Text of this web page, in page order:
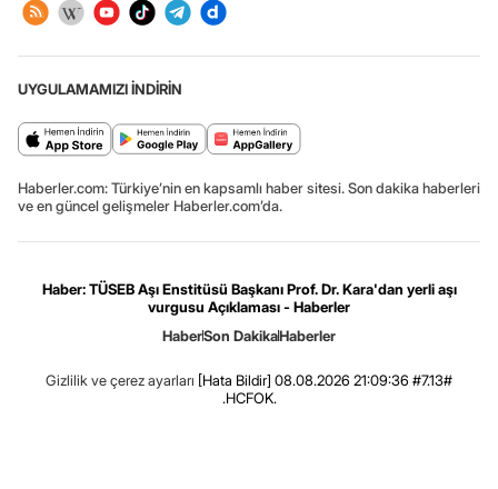
UYGULAMAMIZI İNDİRİN
Haberler.com: Türkiye’nin en kapsamlı haber sitesi. Son dakika haberleri
ve en güncel gelişmeler Haberler.com’da.
Haber: TÜSEB Aşı Enstitüsü Başkanı Prof. Dr. Kara'dan yerli aşı
vurgusu Açıklaması - Haberler
HaberSon DakikaHaberler
Gizlilik ve çerez ayarları [Hata Bildir] 08.08.2026 21:09:36 #7.13#
.HCFOK.